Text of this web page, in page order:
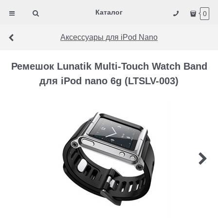
Каталог 0
Аксессуары для iPod Nano
Ремешок Lunatik Multi-Touch Watch Band
для iPod nano 6g (LTSLV-003)